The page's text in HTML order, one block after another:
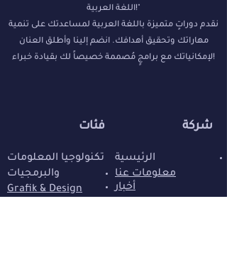
اللغة العربية!"
نقدم دوراتٍ متميزة باللغة العربية لمساعدتك على تنمية
مهاراتك وتحقيق أهدافك. انضم إلينا وأطلق العنان
لإمكانياتك مع برامجٍ مُصممة خصيصاً لك بقيادة خبراء!
فئات
تكنولوجيا المعلومات
والبرمجيات
Grafik & Design
شركة
الرئيسية
معلومات عنا
أخبار